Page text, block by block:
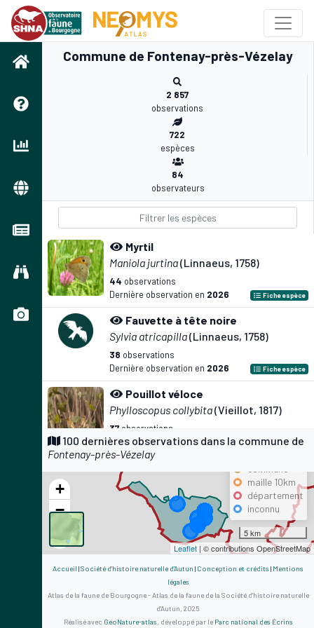
Commune de Fontenay-près-Vézelay
2 857
observations
722
espèces
84
observateurs
Myrtil
Maniola jurtina(Linnaeus, 1758)
44 observations
Dernière observation en 2026 Fiche espèce
Fauvette à tête noire
Sylvia atricapilla(Linnaeus, 1758)
38 observations
Dernière observation en 2026 Fiche espèce
Pouillot véloce
Phylloscopus collybita(Vieillot, 1817)
37 observations
Dernière observation en2025 Fiche espèce
Fringilla coelebs
Linnaeus, 1758
observations
Dernière observation en
2026 Fiche espèce
Pigeon ramier
Columba palumbusLinnaeus, 1758
Dernière observation en
Merle noir
100 dernières observations dans la commune de
Fontenay-près-Vézelay
+
−
Précision
maille 10km
département
inconnu
5 km
Leaflet | © contributions OpenStreetMap
Accueil |Société d'histoire naturelle d'Autun | Conception et crédits | Mentions
légales
Atlas de la faune de Bourgogne - Atlas de la faune de la Société d'histoire naturelle
d'Autun, 2025
Réalisé avec GeoNature-atlas, développé par le Parc national des Écrins